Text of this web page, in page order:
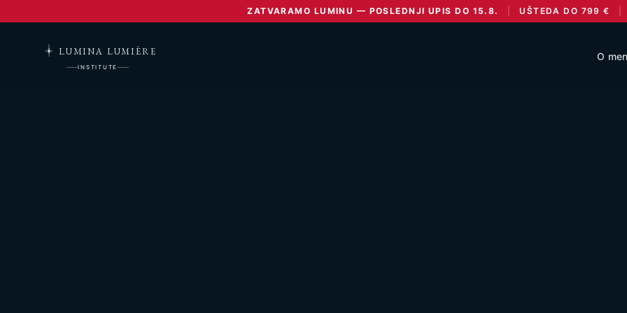
ZATVARAMO LUMINU — POSLEDNJI UPIS DO 15.8. UŠTEDA DO 799 €
LUMINA LUMIÈRE
INSTITUTE
O